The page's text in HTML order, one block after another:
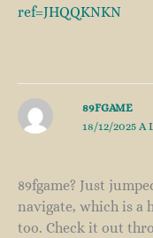
ref=JHQQKNKN
89FGAME
18/12/2025 A
89fgame? Just
navigate, which is a
too. Check it out